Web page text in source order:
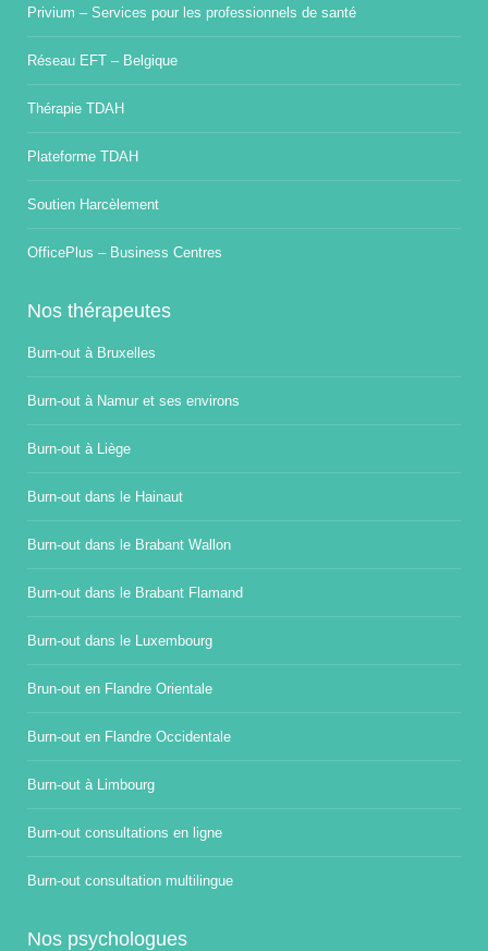
Privium – Services pour les professionnels de santé
Réseau EFT – Belgique
Thérapie TDAH
Plateforme TDAH
Soutien Harcèlement
OfficePlus – Business Centres
Nos thérapeutes
Burn-out à Bruxelles
Burn-out à Namur et ses environs
Burn-out à Liège
Burn-out dans le Hainaut
Burn-out dans le Brabant Wallon
Burn-out dans le Brabant Flamand
Burn-out dans le Luxembourg
Brun-out en Flandre Orientale
Burn-out en Flandre Occidentale
Burn-out à Limbourg
Burn-out consultations en ligne
Burn-out consultation multilingue
Nos psychologues